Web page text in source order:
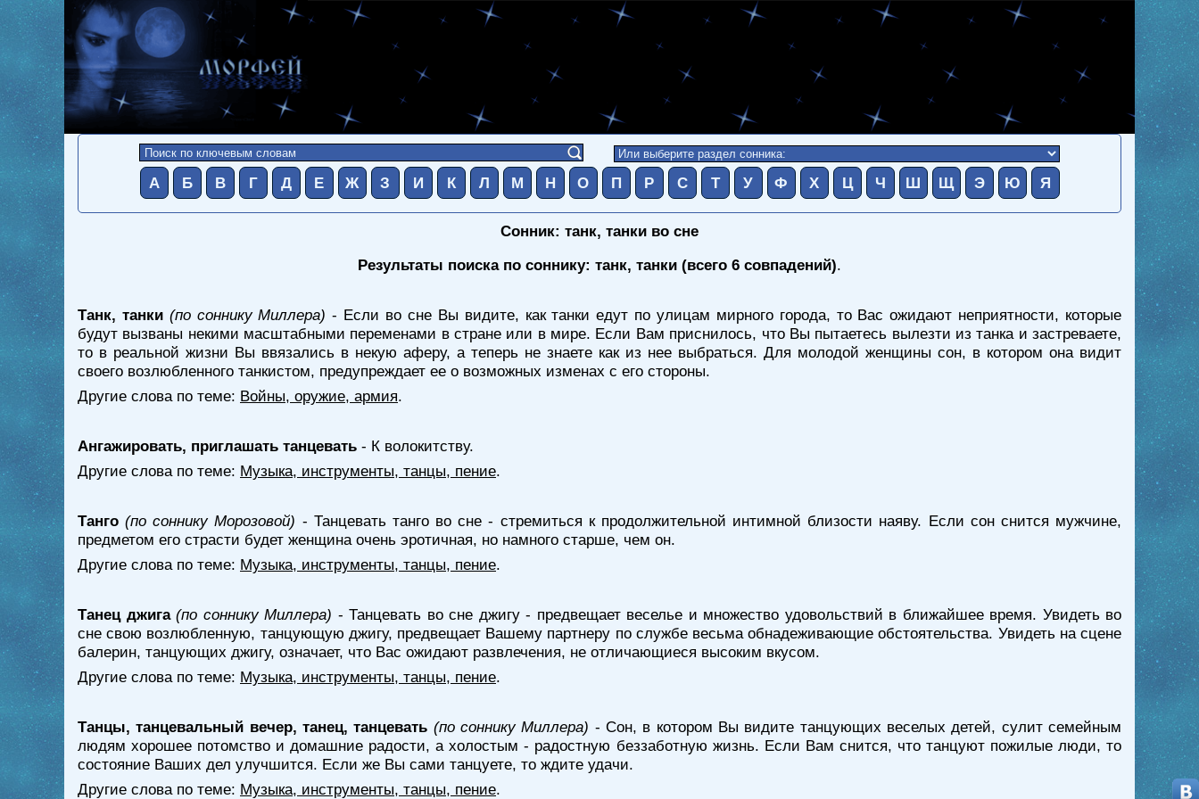
А Б В Г Д Е Ж З И К Л М Н О П Р С Т У Ф Х Ц Ч Ш Щ Э Ю Я
Сонник: танк, танки во сне
Результаты поиска по соннику: танк, танки (всего 6 совпадений).
Танк, танки (по соннику Миллера) - Если во сне Вы видите, как танки едут по улицам мирного города, то Вас ожидают неприятности, которые
будут вызваны некими масштабными переменами в стране или в мире. Если Вам приснилось, что Вы пытаетесь вылезти из танка и застреваете,
то в реальной жизни Вы ввязались в некую аферу, а теперь не знаете как из нее выбраться. Для молодой женщины сон, в котором она видит
своего возлюбленного танкистом, предупреждает ее о возможных изменах с его стороны.
Другие слова по теме: Войны, оружие, армия.
Ангажировать, приглашать танцевать - К волокитству.
Другие слова по теме: Музыка, инструменты, танцы, пение.
Танго (по соннику Морозовой) - Танцевать танго во сне - стремиться к продолжительной интимной близости наяву. Если сон снится мужчине,
предметом его страсти будет женщина очень эротичная, но намного старше, чем он.
Другие слова по теме: Музыка, инструменты, танцы, пение.
Танец джига (по соннику Миллера) - Танцевать во сне джигу - предвещает веселье и множество удовольствий в ближайшее время. Увидеть во
сне свою возлюбленную, танцующую джигу, предвещает Вашему партнеру по службе весьма обнадеживающие обстоятельства. Увидеть на сцене
балерин, танцующих джигу, означает, что Вас ожидают развлечения, не отличающиеся высоким вкусом.
Другие слова по теме: Музыка, инструменты, танцы, пение.
Танцы, танцевальный вечер, танец, танцевать (по соннику Миллера) - Сон, в котором Вы видите танцующих веселых детей, сулит семейным
людям хорошее потомство и домашние радости, а холостым - радостную беззаботную жизнь. Если Вам снится, что танцуют пожилые люди, то
состояние Ваших дел улучшится. Если же Вы сами танцуете, то ждите удачи.
Другие слова по теме: Музыка, инструменты, танцы, пение.